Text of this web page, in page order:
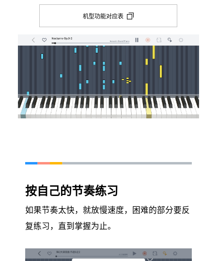
机型功能对应表
按自己的节奏练习
如果节奏太快，就放慢速度，困难的部分要反
复练习，直到掌握为止。